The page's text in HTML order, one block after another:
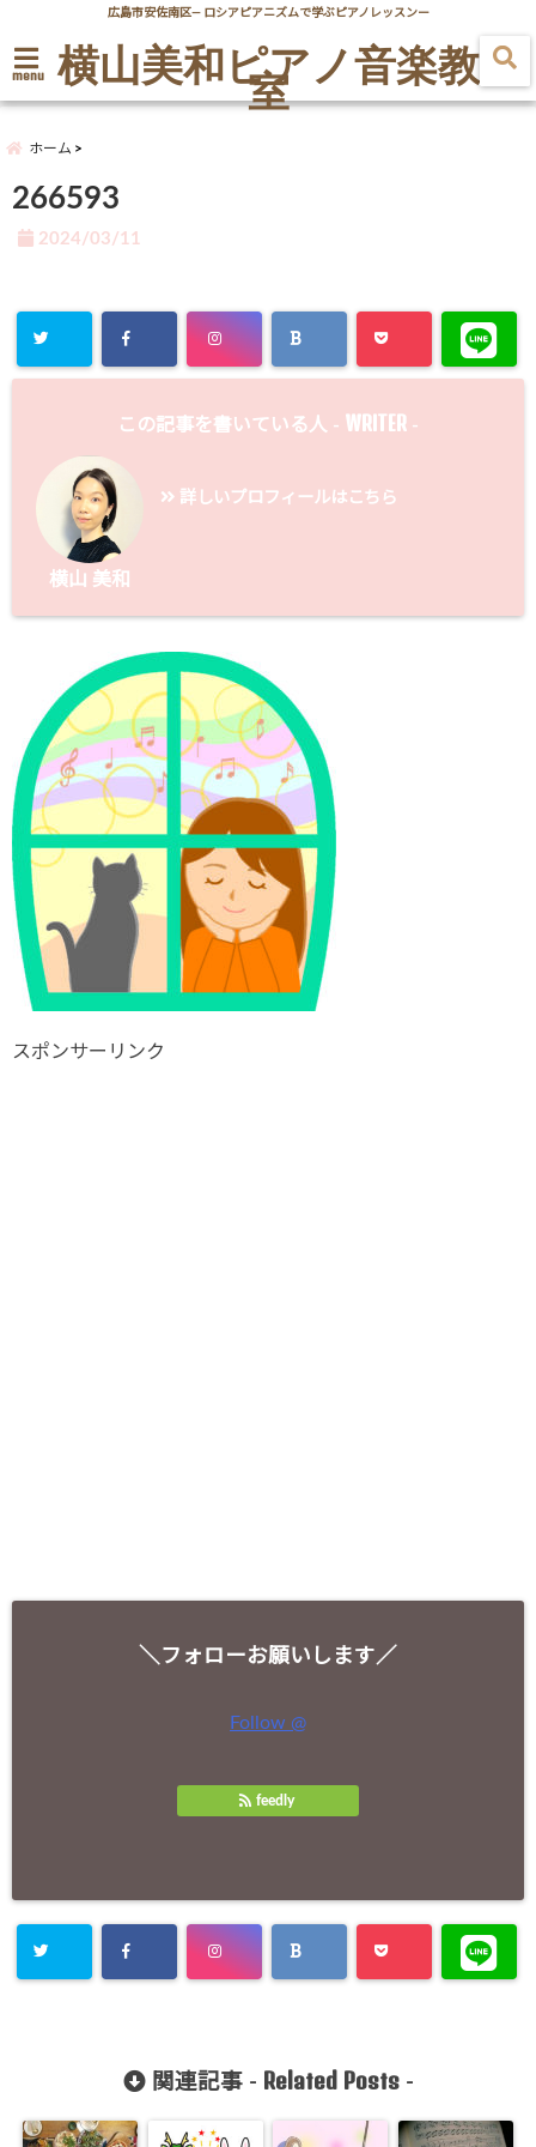
広島市安佐南区― ロシアピアニズムで学ぶピアノレッスンー
menu 横山美和ピアノ音楽教
室
ホーム
266593
2024/03/11
この記事を書いている人 - WRITER -
横山 美和
詳しいプロフィールはこちら
スポンサーリンク
＼フォローお願いします／
Follow @
feedly
関連記事 - Related Posts-